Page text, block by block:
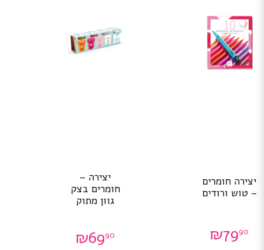
יצירה חומרים
– טוש ורודים
₪7990
יצירה –
חומרים בצק
גוון מתוק
₪6990